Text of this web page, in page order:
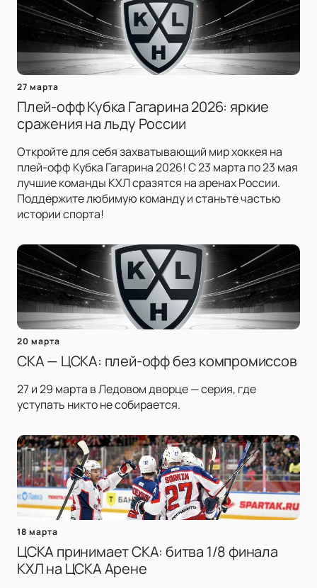
27 марта
Плей-офф Кубка Гагарина 2026: яркие
сражения на льду России
Откройте для себя захватывающий мир хоккея на
плей-офф Кубка Гагарина 2026! С 23 марта по 23 мая
лучшие команды КХЛ сразятся на аренах России.
Поддержите любимую команду и станьте частью
истории спорта!
20 марта
СКА — ЦСКА: плей-офф без компромиссов
27 и 29 марта в Ледовом дворце — серия, где
уступать никто не собирается.
18 марта
ЦСКА принимает СКА: битва 1/8 финала
КХЛ на ЦСКА Арене